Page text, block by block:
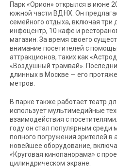
Парк «Орион» открылся в июне
южной части ВДНХ. Он
семейного отдыха, включая три
инфоцентр, 10 кафе и
магазин. За время своего
внимание посетителей с
аттракционов, таких как
«Воздушный трамвай».
длинных в Москве — его
метров.
В парке также работает театр
использует мультимедийные
взаимодействия с
году он стал популярным среди
полного погружения зрителей в
новейшее оборудование,
«Круговая кинопанорама» с
цилиндрическом экране.